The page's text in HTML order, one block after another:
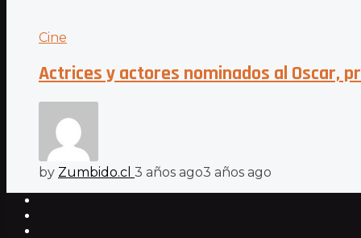
Cine
Actrices y actores nominados al Oscar,
by Zumbido.cl 3 años ago3 años ago